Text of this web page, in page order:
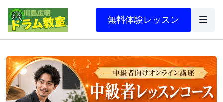
無料体験レッスン